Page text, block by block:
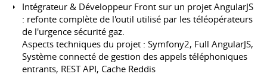
Intégrateur & Développeur Front sur un projet AngularJS
: refonte complète de l'outil utilisé par les téléopérateurs
de l'urgence sécurité gaz.
Aspects techniques du projet : Symfony2, Full AngularJS,
Système connecté de gestion des appels téléphoniques
entrants, REST API, Cache Reddis